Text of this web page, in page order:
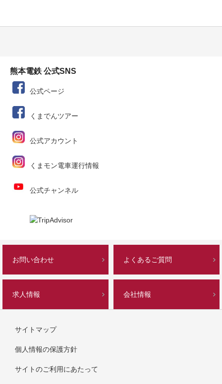
熊本電鉄 公式SNS
公式ページ
くまでんツアー
公式アカウント
くまモン電車運行情報
公式チャンネル
お問い合わせ よくあるご質問
求人情報 会社情報
サイトマップ
個人情報の保護方針
サイトのご利用にあたって